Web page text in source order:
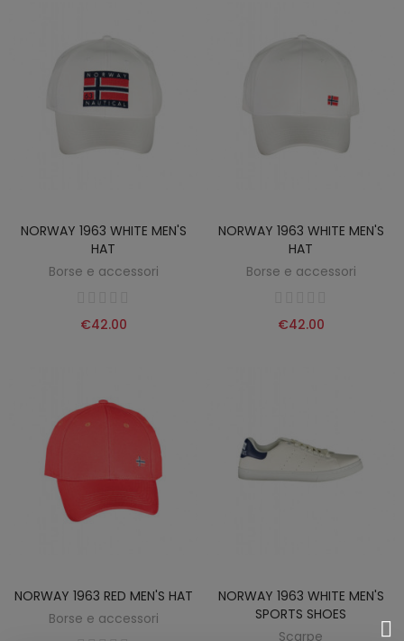
NORWAY 1963 WHITE MEN'S
HAT
Borse e accessori
€42.00
NORWAY 1963 WHITE MEN'S
HAT
Borse e accessori
€42.00
NORWAY 1963 RED MEN'S HAT
Borse e accessori
NORWAY 1963 WHITE MEN'S
SPORTS SHOES
Scarpe